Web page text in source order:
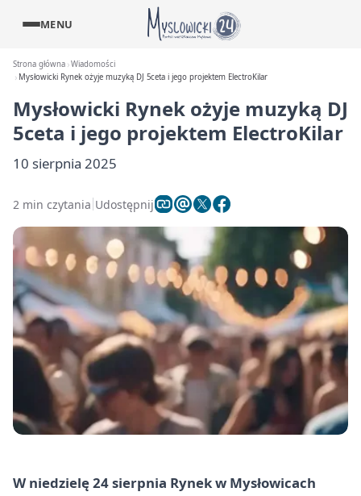
MENU
Strona główna Wiadomości
Mysłowicki Rynek ożyje muzyką DJ 5ceta i jego projektem ElectroKilar
Mysłowicki Rynek ożyje muzyką DJ
5ceta i jego projektem ElectroKilar
10 sierpnia 2025
2 min czytania Udostępnij
W niedzielę 24 sierpnia Rynek w Mysłowicach